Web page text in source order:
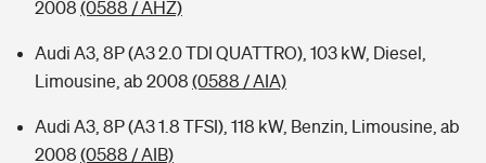
2008 (0588 / AHZ)
Audi A3, 8P (A3 2.0 TDI QUATTRO), 103 kW, Diesel,
Limousine, ab 2008 (0588 / AIA)
Audi A3, 8P (A3 1.8 TFSI), 118 kW, Benzin, Limousine, ab
2008 (0588 / AIB)